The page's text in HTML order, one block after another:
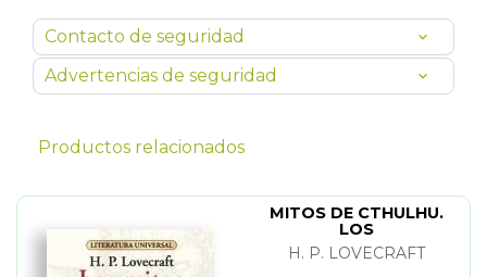
Contacto de seguridad
Advertencias de seguridad
Productos relacionados
MITOS DE CTHULHU.
LOS
H. P. LOVECRAFT